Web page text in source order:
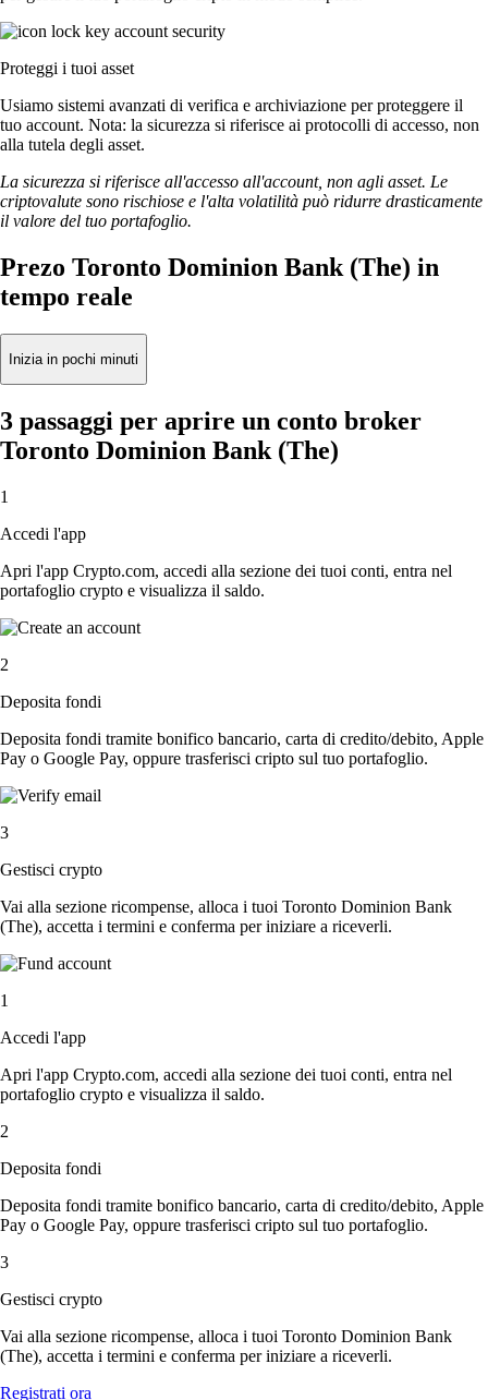
Proteggi i tuoi asset
Usiamo sistemi avanzati di verifica e archiviazione per proteggere il
tuo account. Nota: la sicurezza si riferisce ai protocolli di accesso, non
alla tutela degli asset.
La sicurezza si riferisce all'accesso all'account, non agli asset. Le
criptovalute sono rischiose e l'alta volatilità può ridurre drasticamente
il valore del tuo portafoglio.
Prezo Toronto Dominion Bank (The) in
tempo reale
Inizia in pochi minuti
3 passaggi per aprire un conto broker
Toronto Dominion Bank (The)
1
Accedi l'app
Apri l'app Crypto.com, accedi alla sezione dei tuoi conti, entra nel
portafoglio crypto e visualizza il saldo.
2
Deposita fondi
Deposita fondi tramite bonifico bancario, carta di credito/debito, Apple
Pay o Google Pay, oppure trasferisci cripto sul tuo portafoglio.
3
Gestisci crypto
Vai alla sezione ricompense, alloca i tuoi Toronto Dominion Bank
(The), accetta i termini e conferma per iniziare a riceverli.
1
Accedi l'app
Apri l'app Crypto.com, accedi alla sezione dei tuoi conti, entra nel
portafoglio crypto e visualizza il saldo.
2
Deposita fondi
Deposita fondi tramite bonifico bancario, carta di credito/debito, Apple
Pay o Google Pay, oppure trasferisci cripto sul tuo portafoglio.
3
Gestisci crypto
Vai alla sezione ricompense, alloca i tuoi Toronto Dominion Bank
(The), accetta i termini e conferma per iniziare a riceverli.
Registrati ora